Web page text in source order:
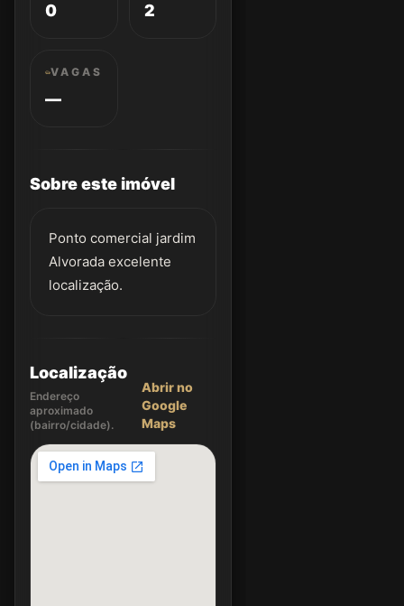
0 2
VAGAS
—
Sobre este imóvel
Ponto comercial jardim
Alvorada excelente
localização.
Localização
Endereço
aproximado
(bairro/cidade).
Abrir no
Google
Maps